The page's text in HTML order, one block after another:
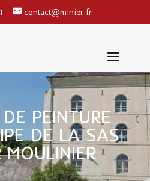
contact@minier.fr
PEINTURE
DE LA SAS
MOULINIER